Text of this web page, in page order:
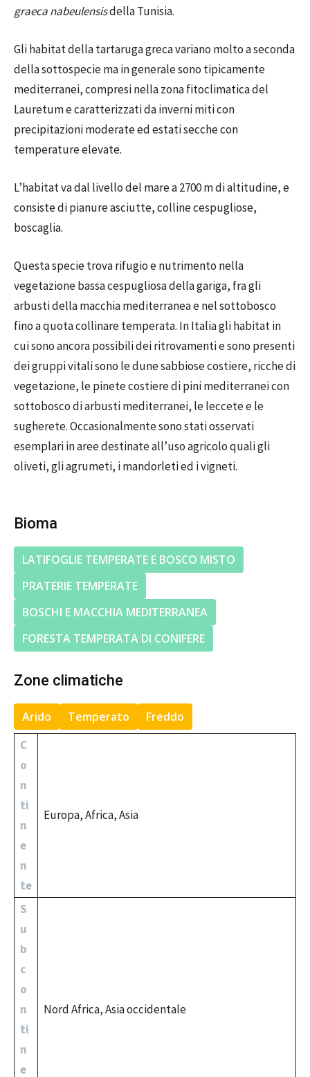
graeca nabeulensisdella Tunisia.
Gli habitat della tartaruga greca variano molto a seconda
della sottospecie ma in generale sono tipicamente
mediterranei, compresi nella zona fitoclimatica del
Lauretum e caratterizzati da inverni miti con
precipitazioni moderate ed estati secche con
temperature elevate.
L’habitat va dal livello del mare a 2700 m di altitudine, e
consiste di pianure asciutte, colline cespugliose,
boscaglia.
Questa specie trova rifugio e nutrimento nella
vegetazione bassa cespugliosa della gariga, fra gli
arbusti della macchia mediterranea e nel sottobosco
fino a quota collinare temperata. In Italia gli habitat in
cui sono ancora possibili dei ritrovamenti e sono presenti
dei gruppi vitali sono le dune sabbiose costiere, ricche di
vegetazione, le pinete costiere di pini mediterranei con
sottobosco di arbusti mediterranei, le leccete e le
sugherete. Occasionalmente sono stati osservati
esemplari in aree destinate all’uso agricolo quali gli
oliveti, gli agrumeti, i mandorleti ed i vigneti.
Bioma
LATIFOGLIE TEMPERATE E BOSCO MISTO
PRATERIE TEMPERATE
BOSCHI E MACCHIA MEDITERRANEA
FORESTA TEMPERATA DI CONIFERE
Zone climatiche
Arido Temperato
Freddo
C
o
n
ti
n
e
n
te
Europa, Africa, Asia
S
u
b
c
o
n
ti
n
e
Nord Africa, Asia occidentale